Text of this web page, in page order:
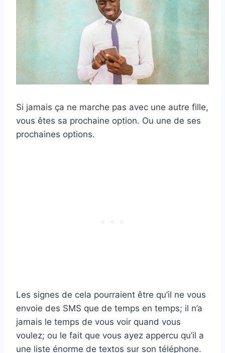
Si jamais ça ne marche pas avec une autre fille,
vous êtes sa prochaine option. Ou une de ses
prochaines options.
Les signes de cela pourraient être qu’il ne vous
envoie des SMS que de temps en temps; il n’a
jamais le temps de vous voir quand vous
voulez; ou le fait que vous ayez appercu qu’il a
une liste énorme de textos sur son téléphone.